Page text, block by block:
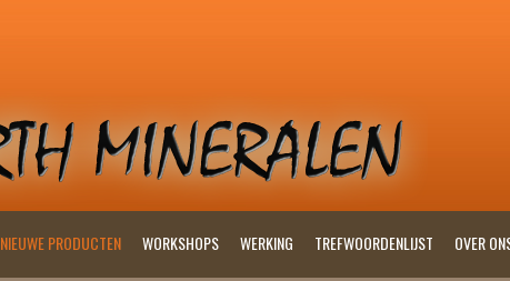
NIEUWE PRODUCTEN WORKSHOPS WERKING TREFWOORDENLIJST OVER